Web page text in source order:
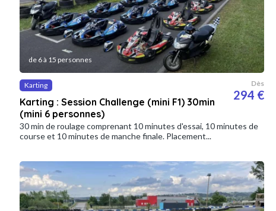
de 6 à 15 personnes
Karting
Karting : Session Challenge (mini F1) 30min
(mini 6 personnes)
Dès
294 €
30 min de roulage comprenant 10 minutes d'essai, 10 minutes de
course et 10 minutes de manche finale. Placement...